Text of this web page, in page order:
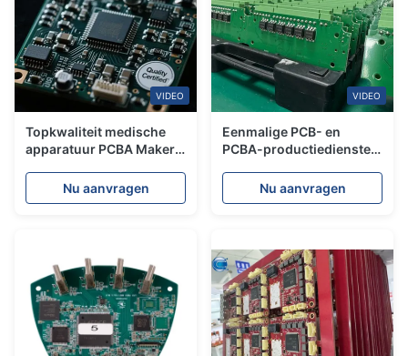
VIDEO
Topkwaliteit medische
apparatuur PCBA Maker
Circuit Manufacturing
ISO13485
Nu aanvragen
VIDEO
Eenmalige PCB- en
PCBA-productiediensten
besturingstoepassingen
SMT
Nu aanvragen